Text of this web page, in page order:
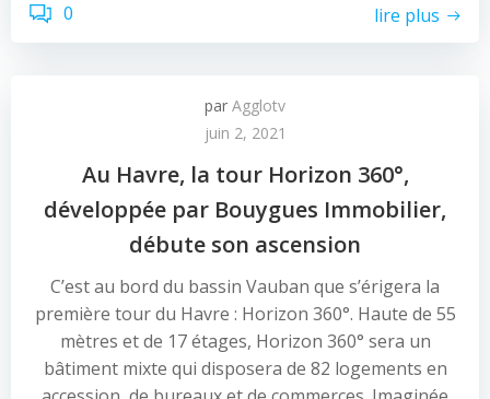
0 lire plus
par Agglotv
juin 2, 2021
Au Havre, la tour Horizon 360°,
développée par Bouygues Immobilier,
débute son ascension
C’est au bord du bassin Vauban que s’érigera la
première tour du Havre : Horizon 360°. Haute de 55
mètres et de 17 étages, Horizon 360° sera un
bâtiment mixte qui disposera de 82 logements en